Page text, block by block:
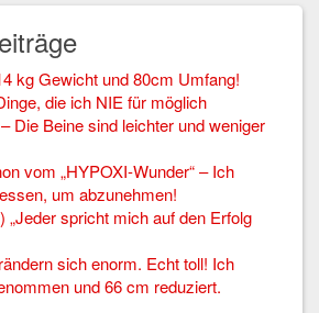
kg Gewicht und 80cm Umfang!
die ich NIE für möglich
Die Beine sind leichter und weniger
vom „HYPOXI-Wunder“ – Ich
um abzunehmen!
„Jeder spricht mich auf den Erfolg
sich enorm. Echt toll! Ich
und 66 cm reduziert.